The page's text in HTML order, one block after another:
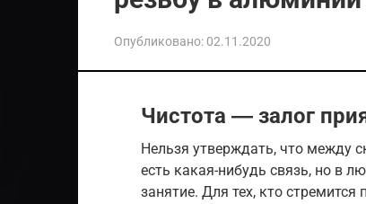
Опубликовано: 02.11.2020
Чистота ― залог
Нельзя утверждать, что между
есть какая-нибудь связь, но в
занятие. Для тех, кто